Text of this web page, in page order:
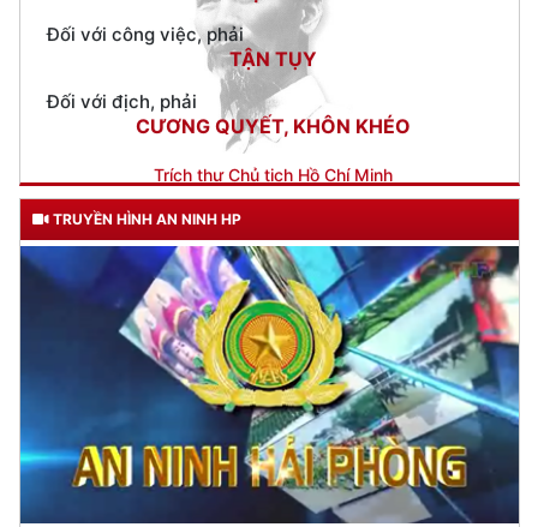
CƯƠNG QUYẾT, KHÔN KHÉO
Trích thư Chủ tịch Hồ Chí Minh
gửi Công an Khu XII,
ngày 11 tháng 3 năm 1948.
TRUYỀN HÌNH AN NINH HP